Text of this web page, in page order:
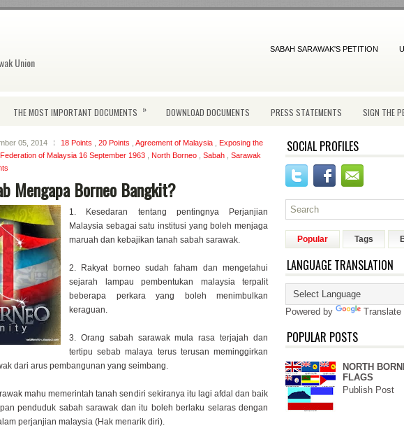
Union
SABAH SARAWAK'S PETITION
THE MOST IMPORTANT DOCUMENTS » DOWNLOAD DOCUMENTS PRESS STATEMENTS SIGN THE
05, 2014 18 Points 20 Points Agreement of Malaysia
Exposing the
Federation of Malaysia 16 September 1963
North Borneo Sabah
Sarawak
Mengapa Borneo Bangkit?
1. Kesedaran tentang pentingnya Perjanjian
Malaysia sebagai satu institusi yang boleh menjaga
maruah dan kebajikan tanah sabah sarawak.
2. Rakyat borneo sudah faham dan mengetahui
sejarah lampau pembentukan malaysia terpalit
beberapa perkara yang boleh menimbulkan
keraguan.
3. Orang sabah sarawak mula rasa terjajah dan
tertipu sebab malaya terus terusan meminggirkan
dari arus pembangunan yang seimbang.
mahu memerintah tanah sendiri sekiranya itu lagi afdal dan baik
penduduk sabah sarawak dan itu boleh berlaku selaras dengan
perjanjian malaysia (Hak menarik diri).
SOCIAL PROFILES
Popular Tags
LANGUAGE TRANSLATION
Powered by Translate
POPULAR POSTS
NORTH
FLAGS
Publish Post